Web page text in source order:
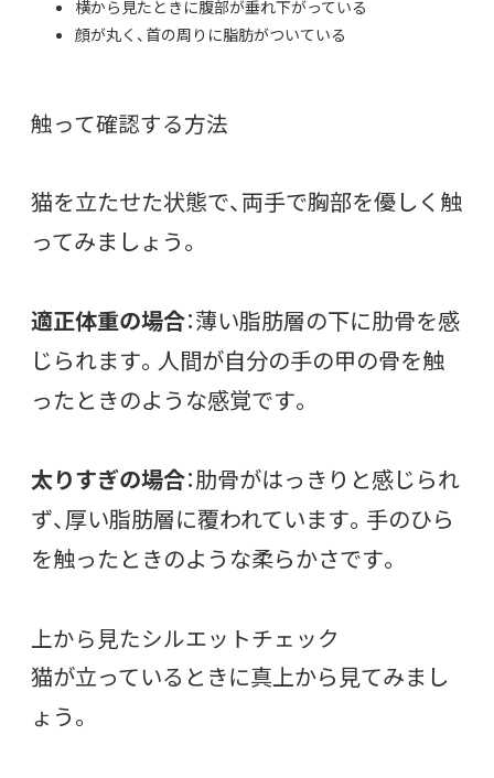
横から見たときに腹部が垂れ下がっている
顔が丸く、首の周りに脂肪がついている
触って確認する方法
猫を立たせた状態で、両手で胸部を優しく触
ってみましょう。
適正体重の場合：薄い脂肪層の下に肋骨を感
じられます。人間が自分の手の甲の骨を触
ったときのような感覚です。
太りすぎの場合：肋骨がはっきりと感じられ
ず、厚い脂肪層に覆われています。手のひら
を触ったときのような柔らかさです。
上から見たシルエットチェック
猫が立っているときに真上から見てみまし
ょう。